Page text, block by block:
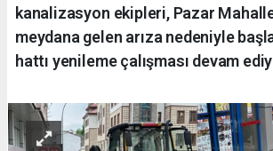
kanalizasyon ekipleri, Pazar
meydana gelen arıza nedeniyle
hattı yenileme çalışması devam